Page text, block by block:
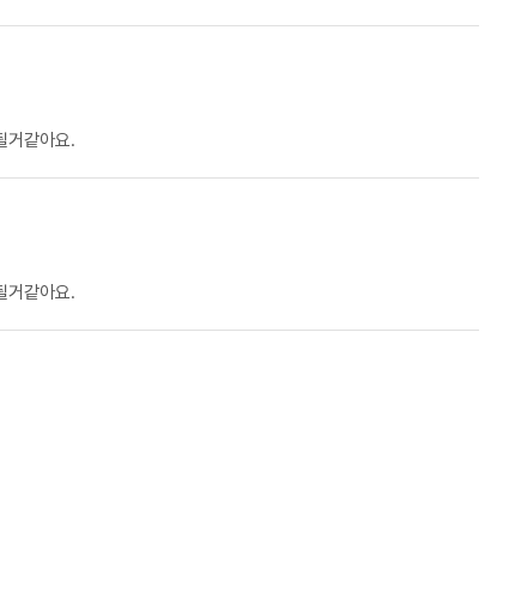
거같아요.
거같아요.